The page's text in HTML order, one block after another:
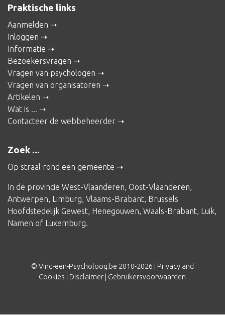
Praktische links
Aanmelden
Inloggen
Informatie
Bezoekersvragen
Vragen van psychologen
Vragen van organisatoren
Artikelen
Wat is ...
Contacteer de webbeheerder
Zoek ...
Op straal rond een gemeente
In de provincie West-Vlaanderen, Oost-Vlaanderen,
Antwerpen, Limburg, Vlaams-Brabant, Brussels
Hoofdstedelijk Gewest, Henegouwen, Waals-Brabant, Luik,
Namen of Luxemburg.
© Vind-een-Psycholoog.be 2010-2026 | Privacy and
Cookies
Disclaimer Gebruikersvoorwaarden